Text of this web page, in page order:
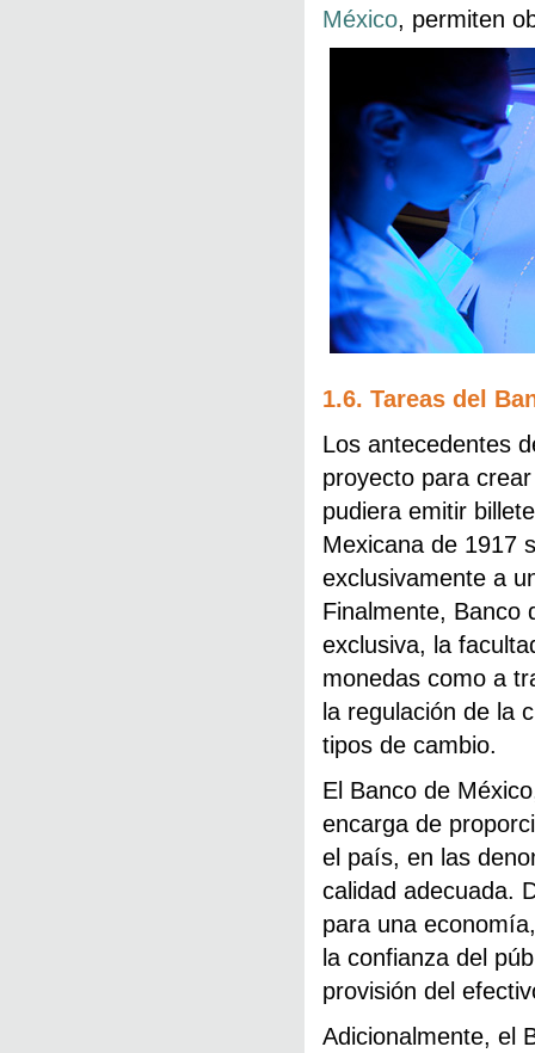
México, permiten
1.6. Tareas del
Los antecedentes
proyecto para
pudiera emitir
Mexicana de 1917
exclusivamente a
Finalmente, Banco
exclusiva, la
monedas como a
la regulación de la
tipos de cambio.
El Banco de
encarga de
el país, en las
calidad adecuada.
para una
la confianza del
provisión del
Adicionalmente, el